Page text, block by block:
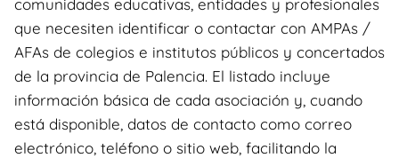
que necesiten identificar o contactar con AMPAs /
AFAs de colegios e institutos públicos y concertados
de la provincia de Palencia. El listado incluye
información básica de cada asociación y, cuando
está disponible, datos de contacto como correo
electrónico, teléfono o sitio web, facilitando la